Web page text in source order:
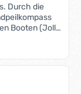
Durch die
Booten (Jolle,
ihn besonders